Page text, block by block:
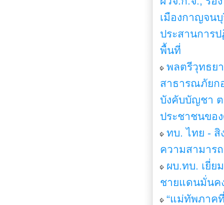
เมืองกาญจน
ประสานการ
พื้นที่
พลตรีวุทธย
สาธารณภัยก
บังคับบัญชา
ประชาชนขอ
ทบ. ไทย - สิ
ความสามาร
ผบ.ทบ. เยี่ย
ชายแดนมั่นค
“แม่ทัพภาค